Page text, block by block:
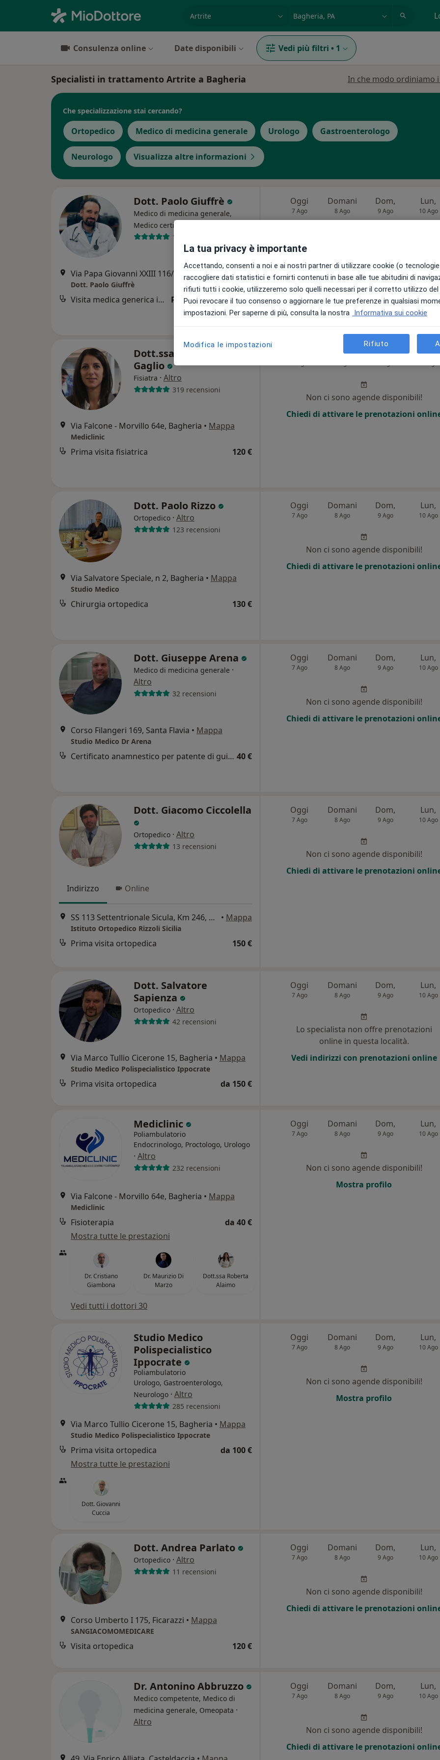
Consulenza online Date disponibili Vedi più filtri • 1
Specialisti in trattamento Artrite a Bagheria In che modo ordiniamo
Che specializzazione stai cercando?
Ortopedico Medico di medicina generale Urologo Gastroenterologo
Neurologo Visualizza altre informazioni
Dott. Paolo Giuffrè
Medico di medicina generale,
Medico certificatore
191 recensioni
Via Papa Giovanni XXIII 116/B, Bagheria • Mappa
Dott. Paolo Giuffrè
Visita medica generica in CONVENZIONE Prestazione gratuita
Oggi
7 Ago
Domani
8 Ago
Dom,
9 Ago
Lun,
10 Ago
Non ci sono agende disponibili!
Chiedi di attivare le prenotazioni online
Dott.ssa Dominique
Gaglio
Fisiatra · Altro
319 recensioni
Via Falcone - Morvillo 64e, Bagheria • Mappa
Mediclinic
Prima visita fisiatrica 120 €
Domani Dom, Lun,
Non ci sono agende disponibili!
Chiedi di attivare le prenotazioni
Dott. Paolo Rizzo
Ortopedico · Altro
123 recensioni
Via Salvatore Speciale, n 2, Bagheria • Mappa
Studio Medico
Chirurgia ortopedica 130 €
Oggi
7 Ago
Domani
8 Ago
Dom,
9 Ago
Lun,
10 Ago
Non ci sono agende disponibili!
Chiedi di attivare le prenotazioni
Dott. Giuseppe Arena
Medico di medicina generale ·
Altro
32 recensioni
Corso Filangeri 169, Santa Flavia • Mappa
Studio Medico Dr Arena
Certificato anamnestico per patente di guida 40 €
Oggi
7 Ago
Domani
8 Ago
Dom,
9 Ago
Lun,
10 Ago
Non ci sono agende disponibili!
Chiedi di attivare le prenotazioni
Dott. Giacomo Ciccolella
Ortopedico · Altro
13 recensioni
Indirizzo Online
SS 113 Settentrionale Sicula, Km 246, Bagheria • Mappa
Istituto Ortopedico Rizzoli Sicilia
Prima visita ortopedica 150 €
Oggi
7 Ago
Domani
8 Ago
Dom,
9 Ago
Lun,
10 Ago
Non ci sono agende disponibili!
Chiedi di attivare le prenotazioni
Dott. Salvatore
Sapienza
Ortopedico · Altro
42 recensioni
Via Marco Tullio Cicerone 15, Bagheria • Mappa
Studio Medico Polispecialistico Ippocrate
Prima visita ortopedica da 150 €
Oggi
7 Ago
Domani
8 Ago
Dom,
9 Ago
Lun,
10 Ago
Lo specialista non offre prenotazioni
online in questa località.
Vedi indirizzi con prenotazioni online
Mediclinic
Poliambulatorio
Endocrinologo, Proctologo, Urologo
· Altro
232 recensioni
Via Falcone - Morvillo 64e, Bagheria • Mappa
Mediclinic
Fisioterapia
da 40 €
Mostra tutte le prestazioni
Dr. Cristiano
Giambona
Dr. Maurizio Di
Marzo
Dott.ssa Roberta
Alaimo
Vedi tutti i dottori 30
Oggi
7 Ago
Domani
8 Ago
Dom,
9 Ago
Lun,
10 Ago
Non ci sono agende disponibili!
Mostra profilo
Studio Medico
Polispecialistico
Ippocrate
Poliambulatorio
Urologo, Gastroenterologo,
Neurologo · Altro
285 recensioni
Via Marco Tullio Cicerone 15, Bagheria • Mappa
Studio Medico Polispecialistico Ippocrate
Prima visita ortopedica
da 100 €
Mostra tutte le prestazioni
Dott. Giovanni
Cuccia
Oggi
7 Ago
Domani
8 Ago
Dom,
9 Ago
Lun,
10 Ago
Non ci sono agende disponibili!
Mostra profilo
Dott. Andrea Parlato
Ortopedico · Altro
11 recensioni
Corso Umberto I 175, Ficarazzi • Mappa
SANGIACOMOMEDICARE
Visita ortopedica 120 €
Oggi
7 Ago
Domani
8 Ago
Dom,
9 Ago
Lun,
10 Ago
Non ci sono agende disponibili!
Chiedi di attivare le prenotazioni
Dr. Antonino Abbruzzo
Medico competente, Medico di
medicina generale, Omeopata ·
Altro
Oggi
7 Ago
Domani
8 Ago
Dom,
9 Ago
Lun,
10 Ago
Non ci sono agende disponibili!
Chiedi di attivare le prenotazioni
La tua privacy è importante
Accettando, consenti a noi e ai nostri partner di utilizzare cookie (o
raccogliere dati statistici e fornirti contenuti in base alle tue abitudini di
rifiuti tutti i cookie, utilizzeremo solo quelli necessari per il corretto utilizzo
Puoi revocare il tuo consenso o aggiornare le tue preferenze in qualsiasi
impostazioni. Per saperne di più, consulta la nostra Informativa sui cookie
Modifica le impostazioni Rifiuto